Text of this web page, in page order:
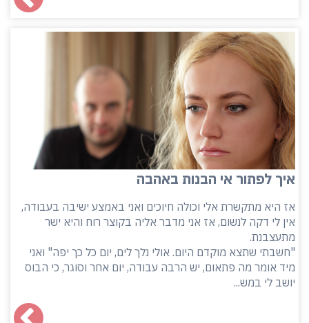
איך לפתור אי הבנות באהבה
אז היא מתקשרת אלי וכולה חיוכים ואני באמצע ישיבה בעבודה,
אין לי דקה לנשום, אז אני מדבר אליה בקוצר רוח והיא ישר
מתעצבנת.
"חשבתי שתצא מוקדם היום. אולי נלך לים, יום כל כך יפה" ואני
מיד אומר מה פתאום, יש הרבה עבודה, יום אחר וסוגר, כי הבוס
יושב לי במש...